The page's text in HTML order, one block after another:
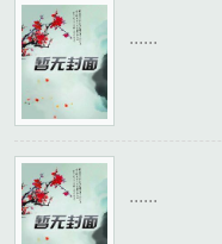
......
......